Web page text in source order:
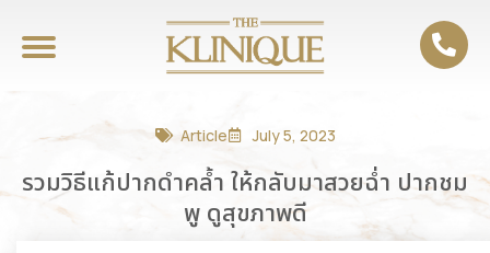
Article July 5, 2023
รวมวิธีแก้ปากดำคล้ำ ให้กลับมาสวยฉ่ำ ปากชม
พู ดูสุขภาพดี